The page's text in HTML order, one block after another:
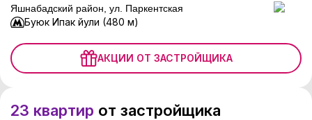
Яшнабадский район, ул. Паркентская
Буюк Ипак йули (480 м)
АКЦИИ ОТ ЗАСТРОЙЩИКА
23 квартир от застройщика